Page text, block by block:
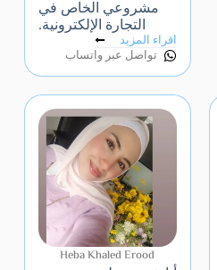
مشروعي الخاص في
التجارة الإلكترونية.
اقراء المزيد
تواصل عبر واتساب
Heba Khaled Erood